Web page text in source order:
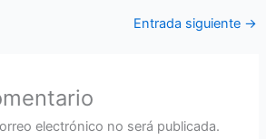
Entrada siguiente →
electrónico no será publicada.